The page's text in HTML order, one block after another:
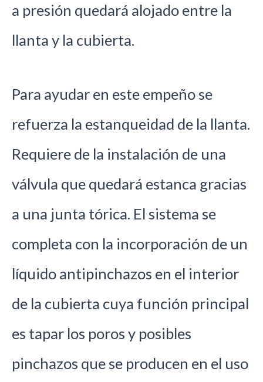
a presión quedará alojado entre la
llanta y la cubierta.
Para ayudar en este empeño se
refuerza la estanqueidad de la llanta.
Requiere de la instalación de una
válvula que quedará estanca gracias
a una junta tórica. El sistema se
completa con la incorporación de un
líquido antipinchazos en el interior
de la cubierta cuya función principal
es tapar los poros y posibles
pinchazos que se producen en el uso